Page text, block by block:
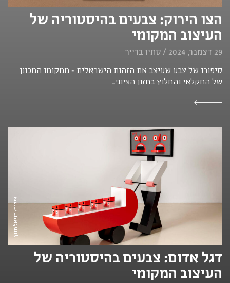
הצו הירוק: צבעים בהיסטוריה של
העיצוב המקומי
29 דצמבר, 2024 / סתיו ברייר
סיפורו של צבע שעיצב את הזהות הישראלית - ממקומו המכונן
של החקלאי והחלוץ בחזון הציוני...
צילום: דניאל חנוך
דגל אדום: צבעים בהיסטוריה של
העיצוב המקומי